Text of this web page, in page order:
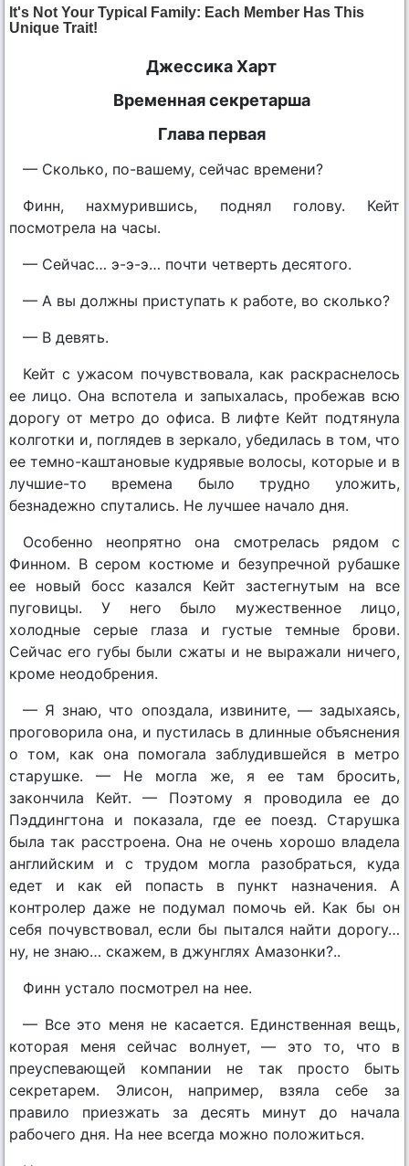
Джессика Харт
Временная секретарша
Глава первая
— Сколько, по-вашему, сейчас времени?
Финн, нахмурившись, поднял голову. Кейт
посмотрела на часы.
— Сейчас… э-э-э… почти четверть десятого.
— А вы должны приступать к работе, во сколько?
— В девять.
Кейт с ужасом почувствовала, как раскраснелось
ее лицо. Она вспотела и запыхалась, пробежав всю
дорогу от метро до офиса. В лифте Кейт подтянула
колготки и, поглядев в зеркало, убедилась в том, что
ее темно-каштановые кудрявые волосы, которые и в
лучшие-то времена было трудно уложить,
безнадежно спутались. Не лучшее начало дня.
Особенно неопрятно она смотрелась рядом с
Финном. В сером костюме и безупречной рубашке
ее новый босс казался Кейт застегнутым на все
пуговицы. У него было мужественное лицо,
холодные серые глаза и густые темные брови.
Сейчас его губы были сжаты и не выражали ничего,
кроме неодобрения.
— Я знаю, что опоздала, извините, — задыхаясь,
проговорила она, и пустилась в длинные объяснения
о том, как она помогала заблудившейся в метро
старушке. — Не могла же, я ее там бросить,
закончила Кейт. — Поэтому я проводила ее до
Пэддингтона и показала, где ее поезд. Старушка
была так расстроена. Она не очень хорошо владела
английским и с трудом могла разобраться, куда
едет и как ей попасть в пункт назначения. А
контролер даже не подумал помочь ей. Как бы он
себя почувствовал, если бы пытался найти дорогу…
ну, не знаю… скажем, в джунглях Амазонки?..
Финн устало посмотрел на нее.
— Все это меня не касается. Единственная вещь,
которая меня сейчас волнует, — это то, что в
преуспевающей компании не так просто быть
секретарем. Элисон, например, взяла себе за
правило приезжать за десять минут до начала
рабочего дня. На нее всегда можно положиться.